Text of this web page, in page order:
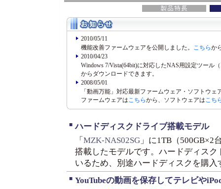
2010/05/11
機能改善ファームウェアを公開しました。 こちらか
2010/04/23
Windows 7/Vista(64bit)に対応したNAS用設定ツール
からダウンロードできます。
2008/05/01
「動画万能」対応最新ファームウェア・ソフトウェ
ファームウェアはこちらから、ソフトウェアはこち
■ ハードディスクドライブ搭載モデル
「 MZK-NAS02SG 」に1TB（500GB×2
搭載したモデルです。ハードディス
いるため、別途ハードディスクを購
■ YouTubeの動画を保存してテレビや